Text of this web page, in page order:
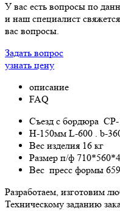
У вас есть вопросы по
и наш специалист
вас вопросы.
Задать вопрос
узнать цену
описание
FAQ
Съезд с бордюра СР-
H-150мм L-600 . b-
Вес изделия 16 кг
Размер п/ф
Вес пресс формы
Разработаем, изготовим
Техническому заданию